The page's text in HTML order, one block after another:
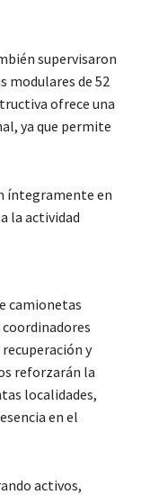
supervisaron
modulares de 52
ofrece una
ya que permite
íntegramente en
la actividad
camionetas
coordinadores
y
reforzarán la
localidades,
en el
activos,